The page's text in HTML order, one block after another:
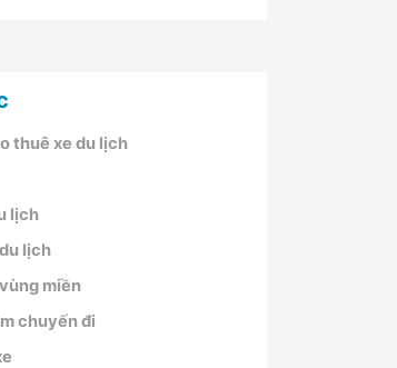
thuê xe du lịch
lịch
lịch
miền
chuyến đi